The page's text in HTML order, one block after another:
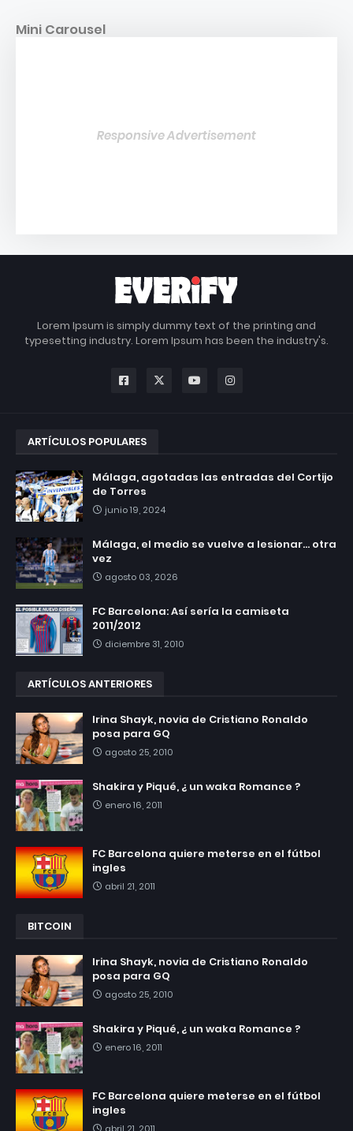
Mini Carousel
Responsive Advertisement
Lorem Ipsum is simply dummy text of the printing and
typesetting industry. Lorem Ipsum has been the industry's.
ARTÍCULOS POPULARES
Málaga, agotadas las entradas del Cortijo
de Torres
junio 19, 2024
Málaga, el medio se vuelve a lesionar... otra
vez
agosto 03, 2026
FC Barcelona: Así sería la camiseta
2011/2012
diciembre 31, 2010
ARTÍCULOS ANTERIORES
Irina Shayk, novia de Cristiano Ronaldo
posa para GQ
agosto 25, 2010
Shakira y Piqué, ¿ un waka Romance ?
enero 16, 2011
FC Barcelona quiere meterse en el fútbol
ingles
abril 21, 2011
BITCOIN
Irina Shayk, novia de Cristiano Ronaldo
posa para GQ
agosto 25, 2010
Shakira y Piqué, ¿ un waka Romance ?
enero 16, 2011
FC Barcelona quiere meterse en el fútbol
ingles
abril 21, 2011